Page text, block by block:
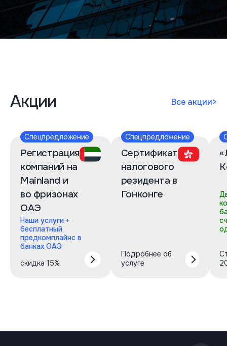
Акции Все акции>
Спецпредложение
Регистрация
компаний на
Mainland и
во фризонах
ОАЭ
Наши услуги +
бесплатный
предкомплайнс в
банках ОАЭ
скидка 15%
Спецпредложение
Сертификат
налогового
резидента в
Гонконге
Подробнее об
услуге